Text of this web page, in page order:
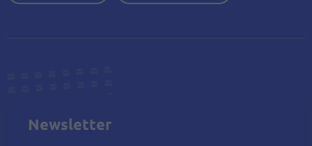
Newsletter